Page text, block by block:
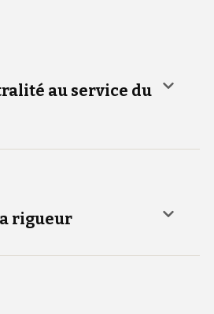
au service du
rigueur